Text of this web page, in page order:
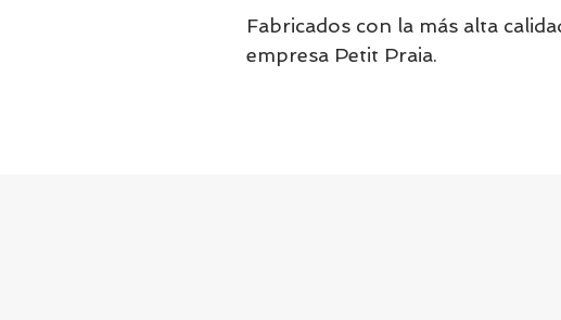
Fabricados con la más alta
empresa Petit Praia.